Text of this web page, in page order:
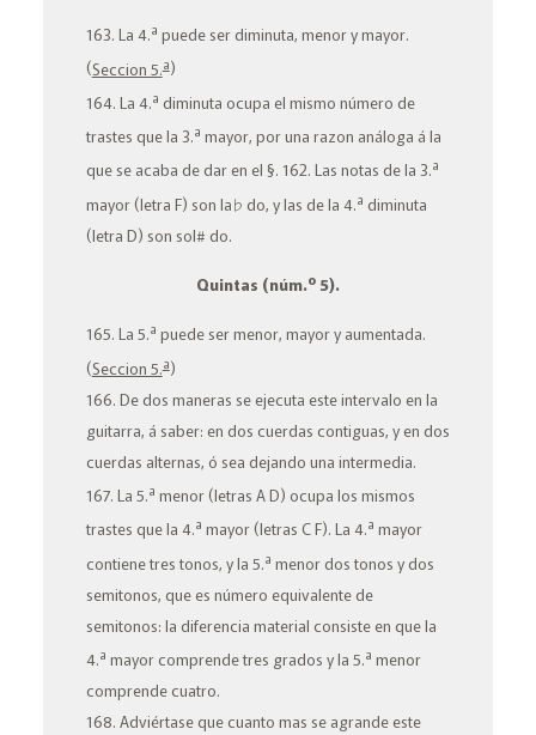
163. La 4.a puede serdiminuta, menorymayor.
(Seccion 5.a)
164. La 4.a diminuta ocupa el mismo número de
trastes que la 3.a mayor, por una razon análoga á la
que se acaba de dar en el §. 162. Las notas de la 3.a
mayor(letra F) son la♭ do, y las de la 4.a diminuta
(letra D) son sol# do.
Quintas (núm.o 5).
165. La 5.a puede sermenor, mayory aumentada.
(Seccion 5.a)
166. De dos maneras se ejecuta este intervalo en la
guitarra, á saber: en dos cuerdas contiguas, y en dos
cuerdas alternas, ó sea dejando una intermedia.
167. La 5.a menor(letras A D) ocupa los mismos
trastes que la 4.a mayor(letras C F). La 4.a mayor
contiene tres tonos, y la 5.a menordos tonos y dos
semitonos, que es número equivalente de
semitonos: la diferencia material consiste en que la
4.a mayor comprende tres grados y la 5.a menor
comprende cuatro.
168. Adviértase que cuanto mas se agrande este